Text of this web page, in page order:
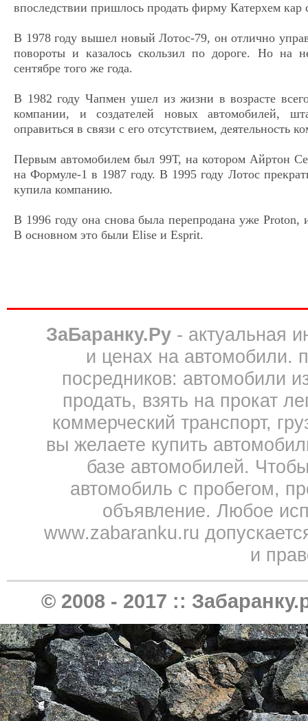
впоследствии пришлось продать фирму Катерхем кар
В 1978 году вышел новый Лотос-79, он отлично
повороты и казалось скользил по дороге. Но на
сентябре того же года.
В 1982 году Чапмен ушел из жизни в возрасте
компании, и создателей новых автомобилей,
оправиться в связи с его отсутствием, деятельность
Первым автомобилем был 99Т, на котором Айртон
на Формуле-1 в 1987 году. В 1995 году Лотос
купила компанию.
В 1996 году она снова была перепродана уже
В основном это были Elise и Esprit.
ЗаБаранку.Ру- актуальная
и ценах на автомобили.
посредников: автомобили
продать, взять на прокат
коммерческий транспорт,
вы желаете купить
базе автомобилей.
автомобиль с пробегом,
объявление. Любое
www.zabaranku.ru
и
© 2008 - 2017 ::